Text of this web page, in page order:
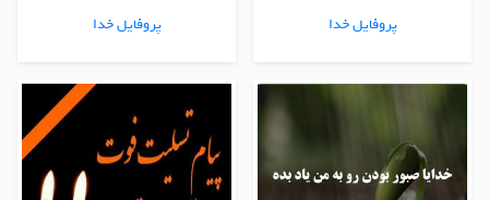
پروفایل خدا
پروفایل خدا